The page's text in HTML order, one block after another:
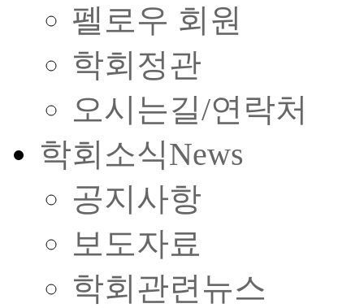
펠로우 회원
학회정관
오시는길/연락처
학회소식News
공지사항
보도자료
학회관련뉴스